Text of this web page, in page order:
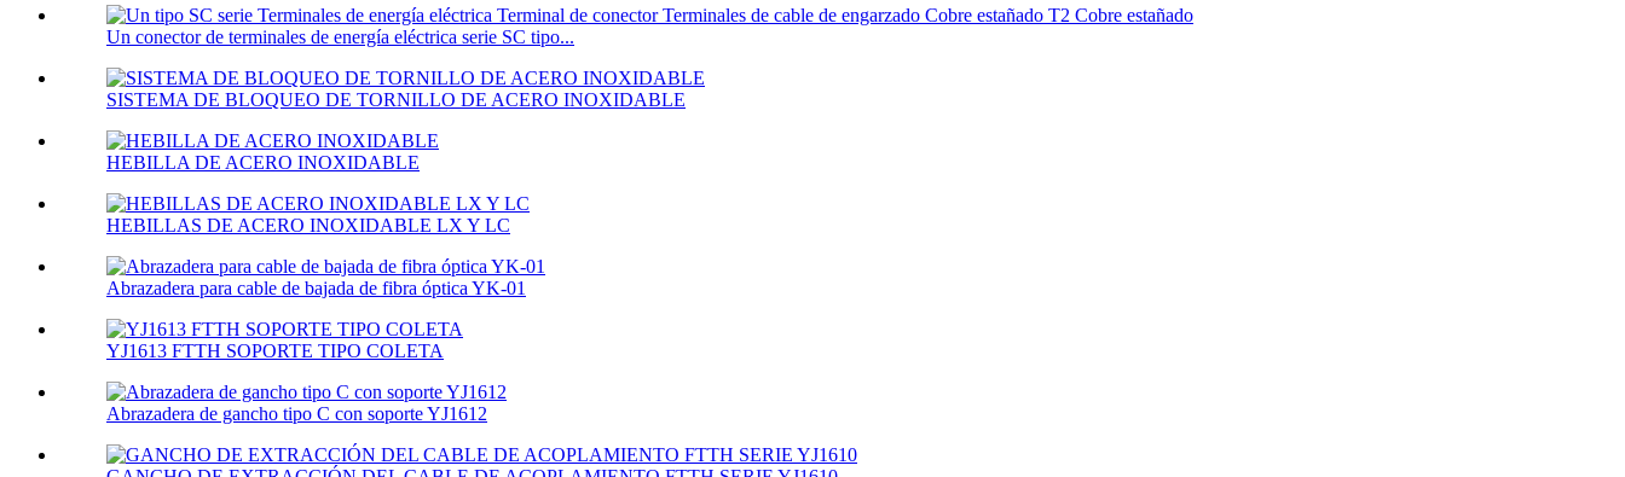
Un conector de terminales de energía eléctrica serie SC tipo...
SISTEMA DE BLOQUEO DE TORNILLO DE ACERO INOXIDABLE
HEBILLA DE ACERO INOXIDABLE
HEBILLAS DE ACERO INOXIDABLE LX Y LC
Abrazadera para cable de bajada de fibra óptica YK-01
YJ1613 FTTH SOPORTE TIPO COLETA
Abrazadera de gancho tipo C con soporte YJ1612